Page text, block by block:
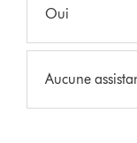
Oui
Aucune